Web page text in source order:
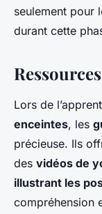
seulement pour
durant cette
Lors de
enceintes, les
précieuse. Ils
des vidéos de
illustrant les
compréhension